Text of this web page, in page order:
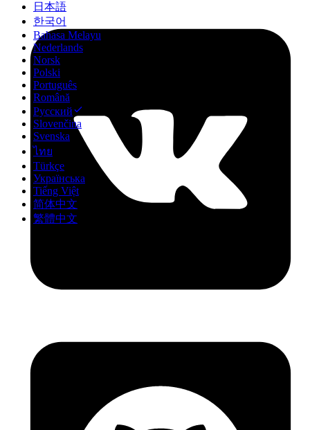
日本語
한국어
Bahasa Melayu
Nederlands
Norsk
Polski
Português
Română
Русский
Slovenčina
Svenska
ไทย
Türkçe
Українська
Tiếng Việt
简体中文
繁體中文